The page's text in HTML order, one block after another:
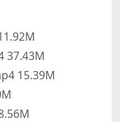
37.43M
15.39M